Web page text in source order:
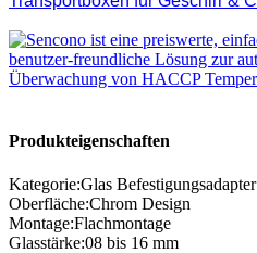
Produkteigenschaften
Kategorie:Glas Befestigungsadapter
Oberfläche:Chrom Design
Montage:Flachmontage
Glasstärke:08 bis 16 mm